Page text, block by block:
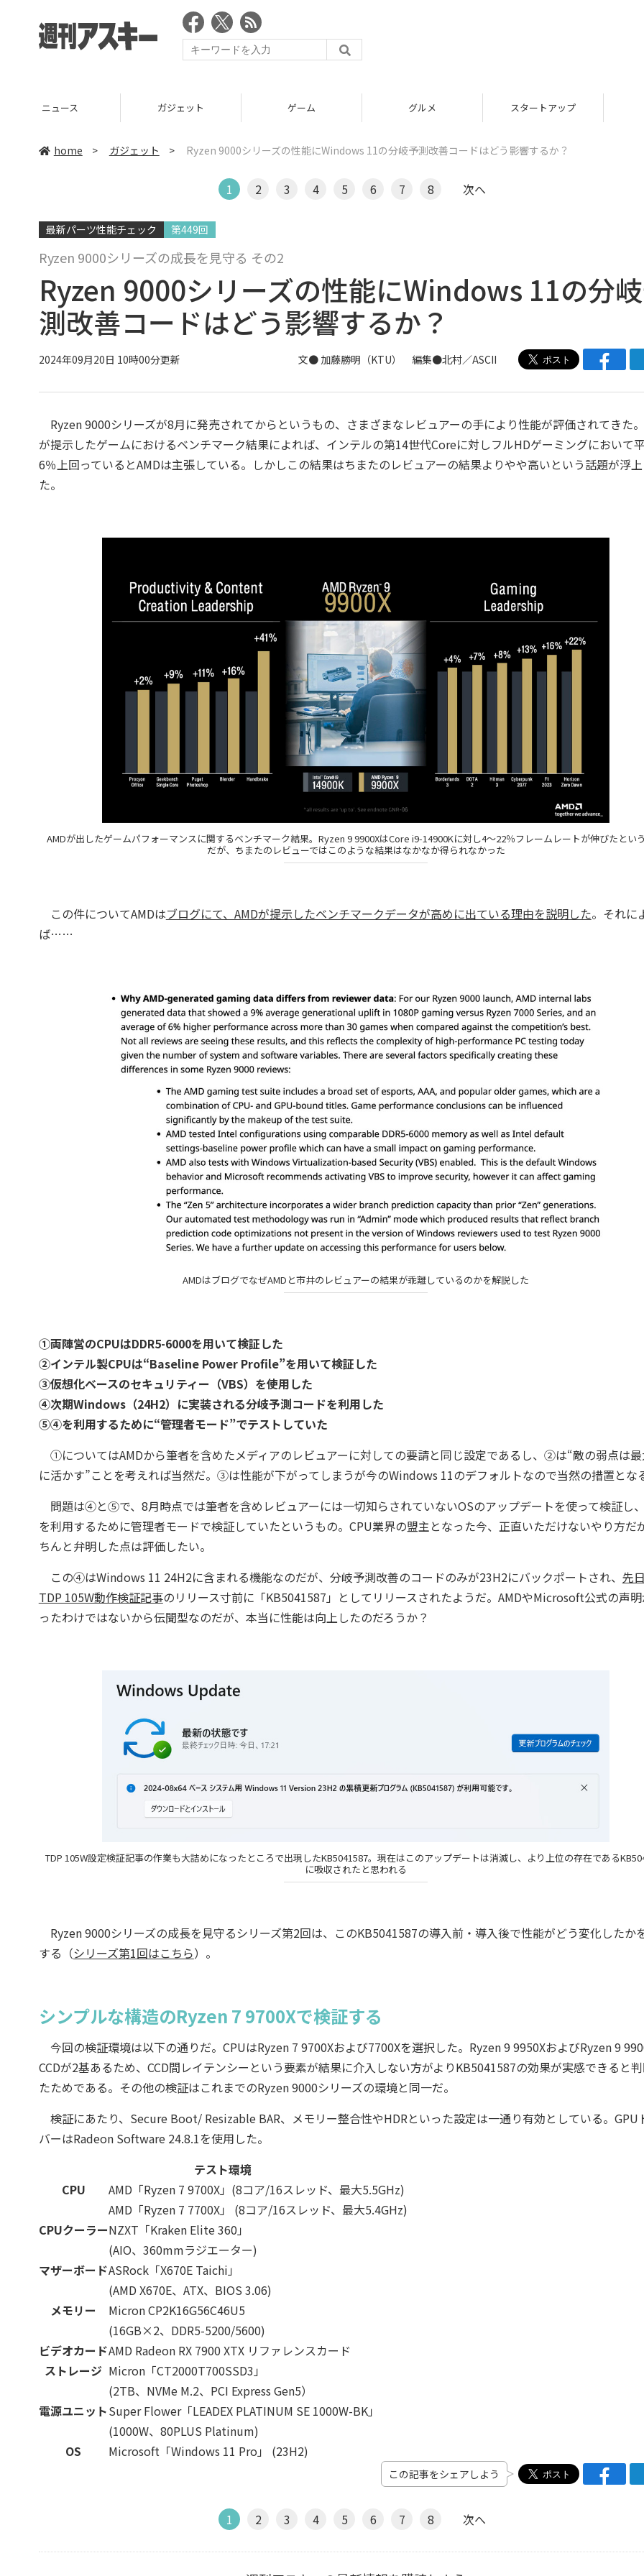
ニュース ガジェット ゲーム グルメ スタートアップ
home > ガジェット > Ryzen 9000シリーズの性能にWindows 11の分岐予測改善コードはどう影響するか？
1 2 3 4 5 6 7 8 次へ
最新パーツ性能チェック 第449回
Ryzen 9000シリーズの成長を見守る その2
Ryzen 9000シリーズの性能にWindows 11の分
測改善コードはどう影響するか？
2024年09月20日 10時00分更新 文● 加藤勝明（KTU） 編集●北村／ASCII
Ryzen 9000シリーズが8月に発売されてからというもの、さまざまなレビュアーの手により性能が評価されてきた
が提示したゲームにおけるベンチマーク結果によれば、インテルの第14世代Coreに対しフルHDゲーミングにおいて
6％上回っているとAMDは主張している。しかしこの結果はちまたのレビュアーの結果よりやや高いという話題が浮
た。
AMDが出したゲームパフォーマンスに関するベンチマーク結果。Ryzen 9 9900XはCore i9-14900Kに対し4～22％フレームレートが伸びたとい
だが、ちまたのレビューではこのような結果はなかなか得られなかった
この件についてAMDはブログにて、AMDが提示したベンチマークデータが高めに出ている理由を説明した。それに
ば……
AMDはブログでなぜAMDと市井のレビュアーの結果が乖離しているのかを解説した
①両陣営のCPUはDDR5-6000を用いて検証した
②インテル製CPUは“Baseline Power Profile”を用いて検証した
③仮想化ベースのセキュリティー（VBS）を使用した
④次期Windows（24H2）に実装される分岐予測コードを利用した
⑤④を利用するために“管理者モード”でテストしていた
①についてはAMDから筆者を含めたメディアのレビュアーに対しての要請と同じ設定であるし、②は“敵の弱点は
に活かす”ことを考えれば当然だ。③は性能が下がってしまうが今のWindows 11のデフォルトなので当然の措置とな
問題は④と⑤で、8月時点では筆者を含めレビュアーには一切知らされていないOSのアップデートを使って検証し
を利用するために管理者モードで検証していたというもの。CPU業界の盟主となった今、正直いただけないやり方だ
ちんと弁明した点は評価したい。
この④はWindows 11 24H2に含まれる機能なのだが、分岐予測改善のコードのみが23H2にバックポートされ、 先
TDP 105W動作検証記事のリリース寸前に「KB5041587」としてリリースされたようだ。AMDやMicrosoft公式の声
ったわけではないから伝聞型なのだが、本当に性能は向上したのだろうか？
TDP 105W設定検証記事の作業も大詰めになったところで出現したKB5041587。現在はこのアップデートは消滅し、より上位の存在である
に吸収されたと思われる
Ryzen 9000シリーズの成長を見守るシリーズ第2回は、このKB5041587の導入前・導入後で性能がどう変化したか
する（シリーズ第1回はこちら）。
シンプルな構造のRyzen 7 9700Xで検証する
今回の検証環境は以下の通りだ。CPUはRyzen 7 9700Xおよび7700Xを選択した。Ryzen 9 9950XおよびRyzen 9
CCDが2基あるため、CCD間レイテンシーという要素が結果に介入しない方がよりKB5041587の効果が実感できると
たためである。その他の検証はこれまでのRyzen 9000シリーズの環境と同一だ。
検証にあたり、Secure Boot/ Resizable BAR、メモリー整合性やHDRといった設定は一通り有効としている。GPU
バーはRadeon Software 24.8.1を使用した。
テスト環境
CPU
AMD「Ryzen 7 9700X」(8コア/16スレッド、最大5.5GHz)
AMD「Ryzen 7 7700X」 (8コア/16スレッド、最大5.4GHz)
CPUクーラーNZXT「Kraken Elite 360」
(AIO、360mmラジエーター)
マザーボードASRock「X670E Taichi」
(AMD X670E、ATX、BIOS 3.06)
メモリー
Micron CP2K16G56C46U5
(16GB×2、DDR5-5200/5600)
ビデオカードAMD Radeon RX 7900 XTX リファレンスカード
ストレージ Micron「CT2000T700SSD3」
(2TB、NVMe M.2、PCI Express Gen5）
電源ユニットSuper Flower「LEADEX PLATINUM SE 1000W-BK」
(1000W、80PLUS Platinum)
OS
Microsoft「Windows 11 Pro」 (23H2)
この記事をシェアしよう
1 2 3 4 5 6 7 8 次へ